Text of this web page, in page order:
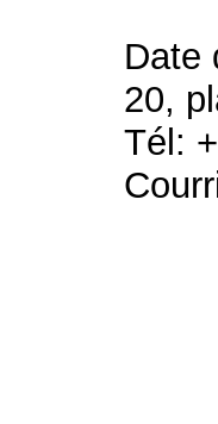
Date
20,
Tél: